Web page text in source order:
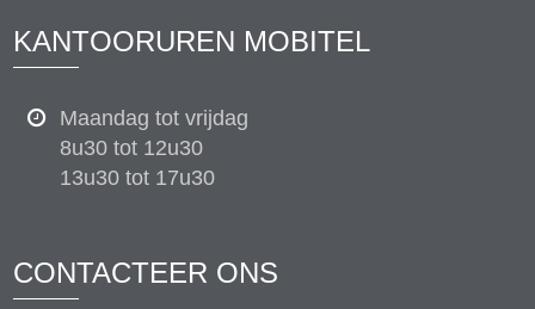
KANTOORUREN MOBITEL
Maandag tot vrijdag
8u30 tot 12u30
13u30 tot 17u30
CONTACTEER ONS